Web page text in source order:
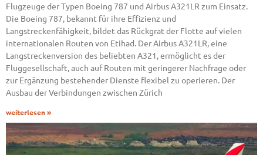
Flugzeuge der Typen Boeing 787 und Airbus A321LR zum Einsatz.
Die Boeing 787, bekannt für ihre Effizienz und
Langstreckenfähigkeit, bildet das Rückgrat der Flotte auf vielen
internationalen Routen von Etihad. Der Airbus A321LR, eine
Langstreckenversion des beliebten A321, ermöglicht es der
Fluggesellschaft, auch auf Routen mit geringerer Nachfrage oder
zur Ergänzung bestehender Dienste flexibel zu operieren. Der
Ausbau der Verbindungen zwischen Zürich
weiterlesen »